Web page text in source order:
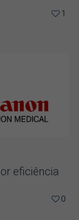
1
eficiência
0